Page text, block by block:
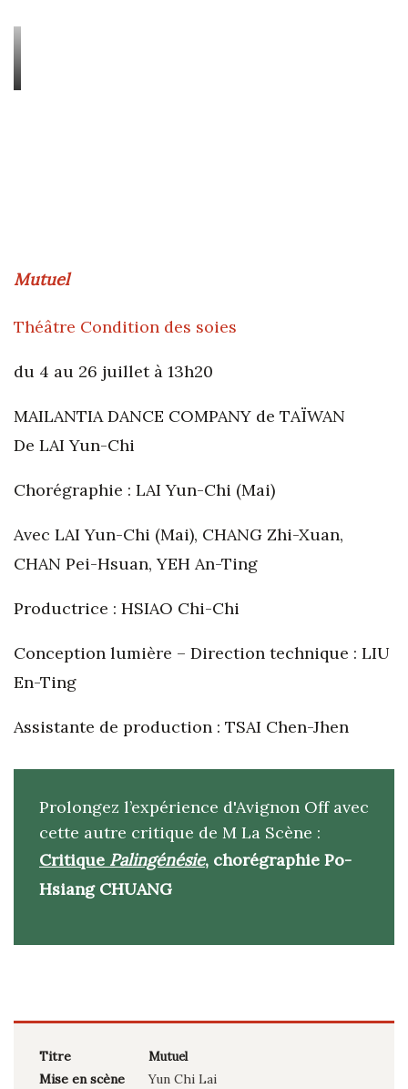
Mutuel
Théâtre Condition des soies
du 4 au 26 juillet à 13h20
MAILANTIA DANCE COMPANY de TAÏWAN
De LAI Yun-Chi
Chorégraphie : LAI Yun-Chi (Mai)
Avec LAI Yun-Chi (Mai), CHANG Zhi-Xuan,
CHAN Pei-Hsuan, YEH An-Ting
Productrice : HSIAO Chi-Chi
Conception lumière – Direction technique : LIU
En-Ting
Assistante de production : TSAI Chen-Jhen
Prolongez l’expérience d'Avignon Off avec
cette autre critique de M La Scène :
Critique Palingénésie, chorégraphie Po-
Hsiang CHUANG
Titre Mutuel
Mise en scène
Yun Chi Lai